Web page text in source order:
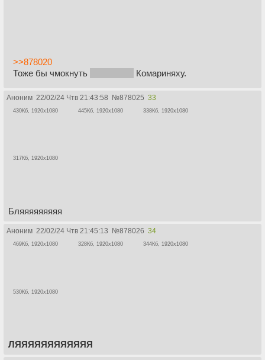
>>878020
Тоже бы чмокнуть
Комариняху.
Аноним 22/02/24 Чтв 21:43:58 №878025 33
430Кб, 1920x1080 445Кб, 1920x1080 338Кб, 1920x1080
317Кб, 1920x1080
Бляяяяяяяяя
Аноним 22/02/24 Чтв 21:45:13 №878026 34
469Кб, 1920x1080 328Кб, 1920x1080 344Кб, 1920x1080
530Кб, 1920x1080
ЛЯЯЯЯЯЯЯЯЯЯЯЯ